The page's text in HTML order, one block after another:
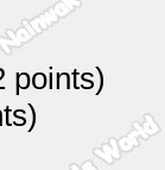
points)